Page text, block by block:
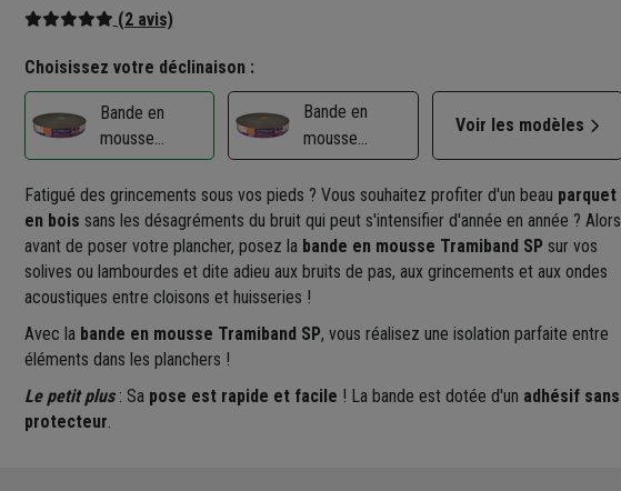
(2 avis)
Choisissez votre déclinaison :
Bande en
mousse
adhésive pour
isolation
phonique des
planchers
Tramiband SP -
50 x 3 mm - 30
Bande en
mousse
adhésive pour
isolation
phonique des
planchers
Tramiband SP -
70 x 3 mm - 30
m
Voir les modèles
Fatigué des grincements sous vos pieds ? Vous souhaitez profiter d'un beau parquet
en bois sans les désagréments du bruit qui peut s'intensifier d'année en année ? Alors
avant de poser votre plancher, posez la bande en mousse Tramiband SP sur vos
solives ou lambourdes et dite adieu aux bruits de pas, aux grincements et aux ondes
acoustiques entre cloisons et huisseries !
Avec la bande en mousse Tramiband SP, vous réalisez une isolation parfaite entre
éléments dans les planchers !
Le petit plus: Sa pose est rapide et facile ! La bande est dotée d'un adhésif sans
protecteur.